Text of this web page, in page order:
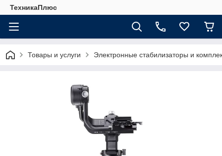
ТехникаПлюс
Товары и услуги Электронные стабилизаторы и